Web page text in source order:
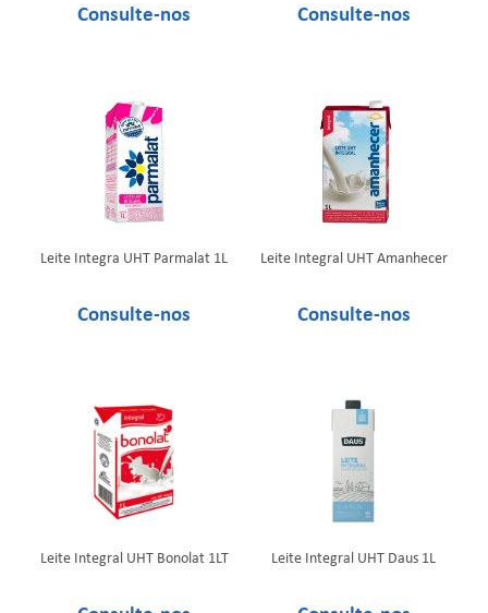
Leite Integra UHT Parmalat 1L Leite Integral UHT Amanhecer
Leite Integral UHT Bonolat 1LT Leite Integral UHT Daus 1L